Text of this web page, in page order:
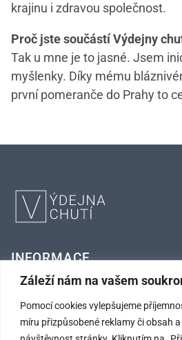
Záleží nám na vašem
Pomocí cookies vylepšujeme
míru přizpůsobené reklamy či obsah
krajinu i zdravou společnost.
Proč jste součástí Výdejny
Tak u mne je to jasné. Jsem
myšlenky. Díky mému
první pomeranče do Prahy to
INFORMACE
Kontaktní údaje